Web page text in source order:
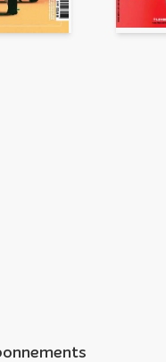
que ces informations
demande de
et celle de votre ami ne